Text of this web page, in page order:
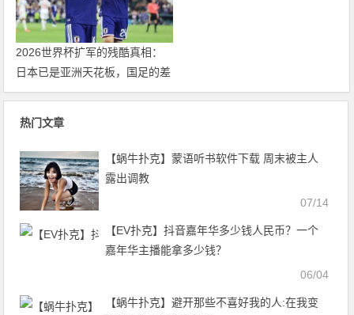
2026世界杯扩军的残酷真相：
日本已是亚洲天花板，国足的差
距远不止几个名额
热门文章
【蜗牛扑克】蒙语听书软件下载 周末被主人
露出调教
07/14
【EV扑克】抖音嘉年华多少钱人民币？一个
嘉年华主播能拿多少钱？
06/04
【蜗牛扑克】避开那些不喜好我的人:在我变